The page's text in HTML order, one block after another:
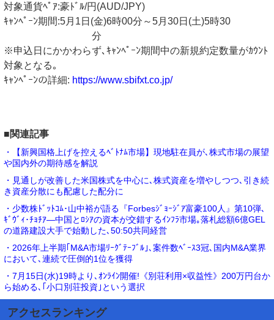
対象通貨ﾍﾟｱ:豪ﾄﾞﾙ/円(AUD/JPY)
ｷｬﾝﾍﾟｰﾝ期間:5月1日(金)6時00分～5月30日(土)5時30
分
※申込日にかかわらず､ｷｬﾝﾍﾟｰﾝ期間中の新規約定数量がｶｳﾝﾄ
対象となる｡
ｷｬﾝﾍﾟｰﾝの詳細: https://www.sbifxt.co.jp/
■関連記事
・【新興国格上げを控えるﾍﾞﾄﾅﾑ市場】現地駐在員が､株式市場の展望
や国内外の期待感を解説
・見通しが改善した米国株式を中心に､株式資産を増やしつつ､引き続
き資産分散にも配慮した配分に
・少数株ﾄﾞｯﾄｺﾑ･山中裕が語る『Forbesｼﾞｮｰｼﾞｱ富豪100人』第10弾､
ｷﾞｳﾞｨ･ﾁｮﾁｱ―中国とﾛｼｱの資本が交錯するｲﾝﾌﾗ市場｡落札総額6億GEL
の道路建設大手で始動した､50:50共同経営
・2026年上半期｢M&A市場ﾘｰｸﾞﾃｰﾌﾞﾙ｣､案件数ﾍﾞｰｽ3冠､国内M&A業界
において､連続で圧倒的1位を獲得
・7月15日(水)19時より､ｵﾝﾗｲﾝ開催!《別荘利用×収益性》200万円台か
ら始める､｢小口別荘投資｣という選択
アクセスランキング